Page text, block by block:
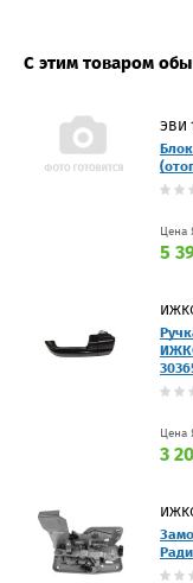
С этим товаром
ЭВИ
Цена
5
Цена
3